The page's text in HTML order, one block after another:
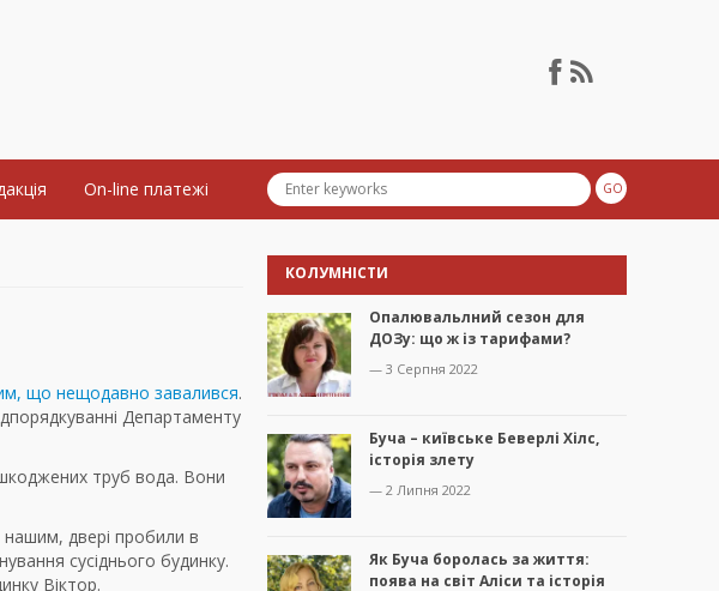
On-line платежі
що нещодавно завалився.
Департаменту
труб вода. Вони
двері пробили в
сусіднього будинку.
Віктор.
КОЛУМНІСТИ
Опалювальлний сезон для
ДОЗу: що ж із тарифами?
— 3 Серпня 2022
Буча – київське Беверлі Хілс,
історія злету
— 2 Липня 2022
Як Буча боролась за життя:
поява на світ Аліси та історія